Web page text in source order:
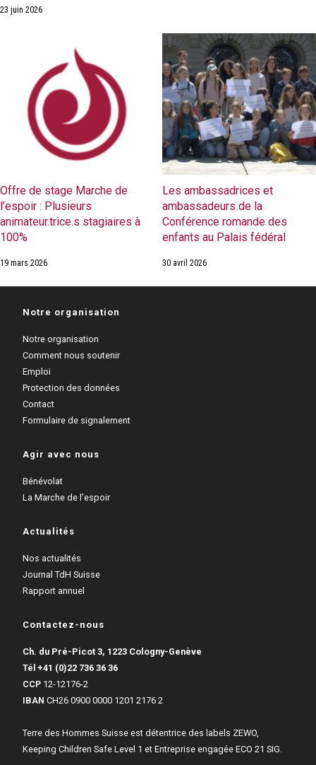
23 juin 2026
Offre de stage Marche de
l’espoir : Plusieurs
animateur.trice.s stagiaires à
100%
19 mars 2026
Les ambassadrices et
ambassadeurs de la
Conférence romande des
enfants au Palais fédéral
30 avril 2026
Notre organisation
Notre organisation
Comment nous soutenir
Emploi
Protection des données
Contact
Formulaire de signalement
Agir avec nous
Bénévolat
La Marche de l’espoir
Actualités
Nos actualités
Journal TdH Suisse
Rapport annuel
Contactez-nous
Ch. du Pré-Picot 3, 1223 Cologny-Genève
Tél +41 (0)22 736 36 36
CCP 12-12176-2
IBAN CH26 0900 0000 1201 2176 2
Terre des Hommes Suisse est détentrice des labels ZEWO,
Keeping Children Safe Level 1 et Entreprise engagée ECO 21 SIG.